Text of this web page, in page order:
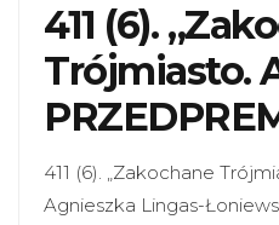
411 (6).
Trójmiasto.
411 (6). „Zakochane
Agnieszka Lingas-